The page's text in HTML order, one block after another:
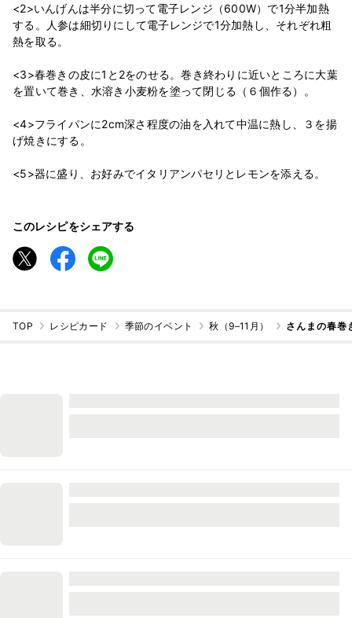
<2>いんげんは半分に切って電子レンジ（600W）で1分半加熱
する。人参は細切りにして電子レンジで1分加熱し、それぞれ粗
熱を取る。
<3>春巻きの皮に1と2をのせる。巻き終わりに近いところに大葉
を置いて巻き、水溶き小麦粉を塗って閉じる（６個作る）。
<4>フライパンに2cm深さ程度の油を入れて中温に熱し、３を揚
げ焼きにする。
このレシピをシェアする
TOP レシピカード 季節のイベント 秋（9–11月） さんまの春巻